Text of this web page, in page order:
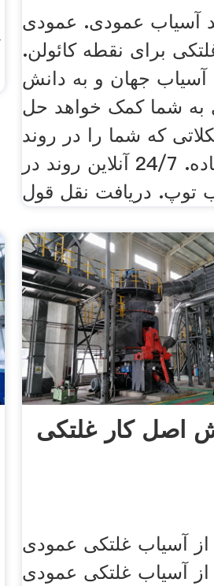
آسیاب عمودی. عمودی
برای نقطه کائولن.
جهان و به دانش
به شما کمک خواهد حل
که شما را در روند
استفاده. 24/7 آنلاین روند در
توپ. دریافت نقل قول
اصل کار غلتکی
آسیاب غلتکی عمودی
آسیاب غلتکی عمودی